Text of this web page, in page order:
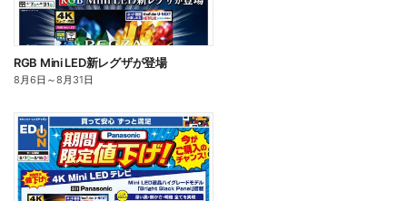
RGB Mini LED新レグザが登場
8月6日 ～8月31日